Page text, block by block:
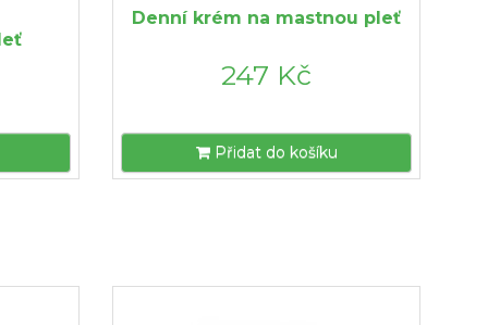
Denní krém na mastnou pleť
247 Kč
Přidat do košíku